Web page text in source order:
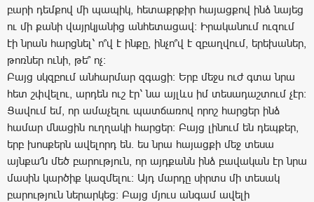
բարի դեմքով մի պապիկ, հետաքրքիր հայացքով ինձ նայեց
ու մի քանի վայրկյանից անհետացավ: Իրականում ուզում
էի նրան հարցնել՝ ո՞վ է ինքը, ինչո՞վ է զբաղվում, երեխաներ,
թոռներ ունի, թե՞ ոչ:
Բայց սկզբում անհարմար զգացի: Երբ մեջս ուժ գտա նրա
հետ շփվելու, արդեն ուշ էր՝ նա այլևս իմ տեսադաշտում չէր:
Ցավում եմ, որ ամաչելու պատճառով որոշ հարցեր ինձ
համար մնացին ուղղակի հարցեր: Բայց լինում են դեպքեր,
երբ խոսքերն ավելորդ են. ես նրա հայացքի մեջ տեսա
այնքա՜ն մեծ բարություն, որ այդքանն ինձ բավական էր նրա
մասին կարծիք կազմելու: Այդ մարդը սիրտս մի տեսակ
բարություն ներարկեց: Բայց մյուս անգամ ավելի